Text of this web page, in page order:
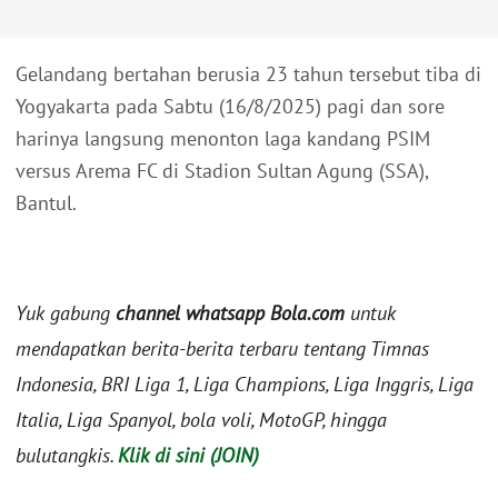
Gelandang bertahan berusia 23 tahun tersebut tiba di
Yogyakarta pada Sabtu (16/8/2025) pagi dan sore
harinya langsung menonton laga kandang PSIM
versus Arema FC di Stadion Sultan Agung (SSA),
Bantul.
Yuk gabung channel whatsapp Bola.com untuk
mendapatkan berita-berita terbaru tentang Timnas
Indonesia, BRI Liga 1, Liga Champions, Liga Inggris, Liga
Italia, Liga Spanyol, bola voli, MotoGP, hingga
bulutangkis.Klik di sini (JOIN)